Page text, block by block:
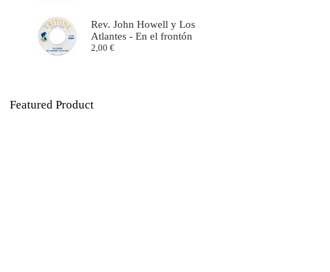
Rev. John Howell y Los
Atlantes - En el frontón
2,00€
Featured Product